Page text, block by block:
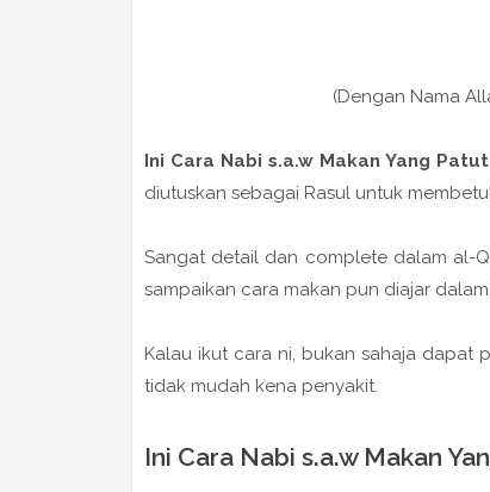
(Dengan Nama
Ini Cara Nabi s.a.w Makan Yang
diutuskan sebagai Rasul untuk
Sangat detail dan complete dalam al-
sampaikan cara makan pun diajar dalam
Kalau ikut cara ni, bukan sahaja dapat
tidak mudah kena penyakit.
Ini Cara Nabi s.a.w Makan